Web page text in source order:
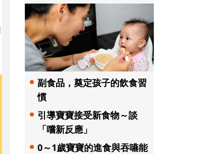
副食品，奠定孩子的飲食習
慣
引導寶寶接受新食物～談
「嚐新反應」
0～1歲寶寶的進食與吞嚥能